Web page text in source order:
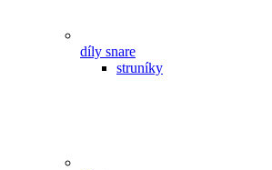
díly snare
struníky